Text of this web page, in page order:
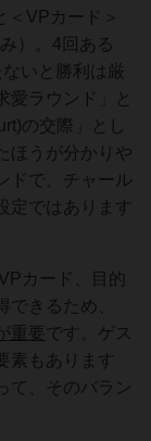
＜VPカード＞
）。4回ある
いと勝利は厳
愛ラウンド」と
の交際」とし
ほうが分かりや
ドで、チャール
定ではあります
カード、目的
きるため、
重要 です。ゲス
素もあります
て、そのバラン